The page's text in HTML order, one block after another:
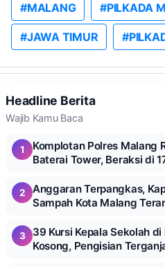
#MALANG #PILKADA
#JAWA TIMUR
Headline Berita
Wajib Kamu Baca
1
Komplotan Polres Malang
Baterai Tower, Beraksi di
2
Anggaran Terpangkas,
Sampah Kota Malang
3
39 Kursi Kepala Sekolah
Kosong, Pengisian